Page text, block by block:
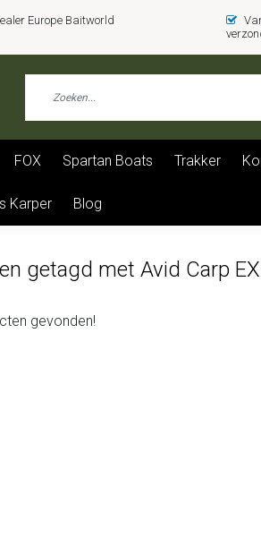
Europe Baitworld
FOX Spartan Boats Trakker
Karper Blog
getagd met Avid Carp
gevonden!